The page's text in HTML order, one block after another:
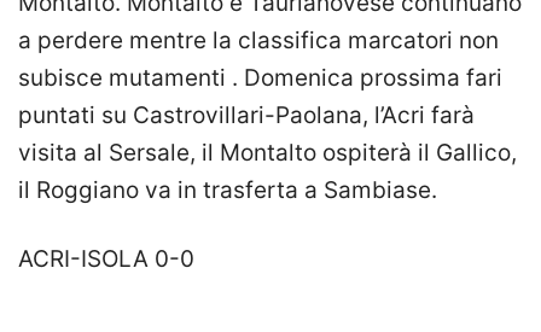
a perdere mentre la classifica marcatori non
subisce mutamenti . Domenica prossima fari
puntati su Castrovillari-Paolana, l’Acri farà
visita al Sersale, il Montalto ospiterà il Gallico,
il Roggiano va in trasferta a Sambiase.
ACRI-ISOLA 0-0